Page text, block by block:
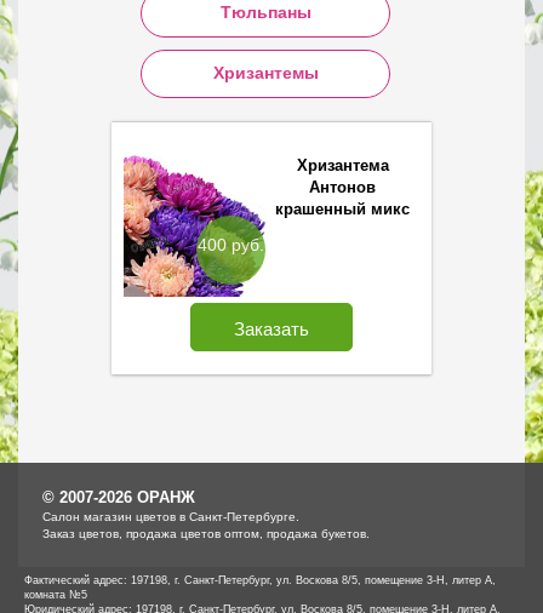
Тюльпаны
Хризантемы
400 руб.
Хризантема
Антонов
крашенный микс
Заказать
© 2007-2026 ОРАНЖ
Cалон магазин цветов в Санкт-Петербурге.
Заказ цветов, продажа цветов оптом, продажа букетов.
Фактический адрес: 197198, г. Санкт-Петербург, ул. Воскова 8/5, помещение 3-Н, литер А,
комната №5
Юридический адрес: 197198, г. Санкт-Петербург, ул. Воскова 8/5, помещение 3-Н, литер А,